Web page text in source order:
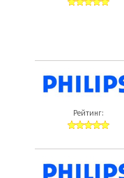
Рейтинг: